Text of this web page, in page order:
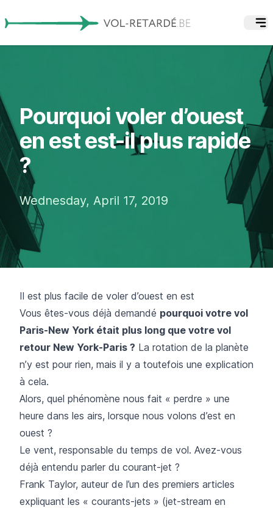
Pourquoi voler d’ouest
en est est-il plus rapide
?
Wednesday, April 17, 2019
Il est plus facile de voler d’ouest en est
Vous êtes-vous déjà demandé pourquoi votre vol
Paris-New York était plus long que votre vol
retour New York-Paris ? La rotation de la planète
n’y est pour rien, mais il y a toutefois une explication
à cela.
Alors, quel phénomène nous fait « perdre » une
heure dans les airs, lorsque nous volons d’est en
ouest ?
Le vent, responsable du temps de vol. Avez-vous
déjà entendu parler du courant-jet ?
Frank Taylor, auteur de l’un des premiers articles
expliquant les « courants-jets » (jet-stream en